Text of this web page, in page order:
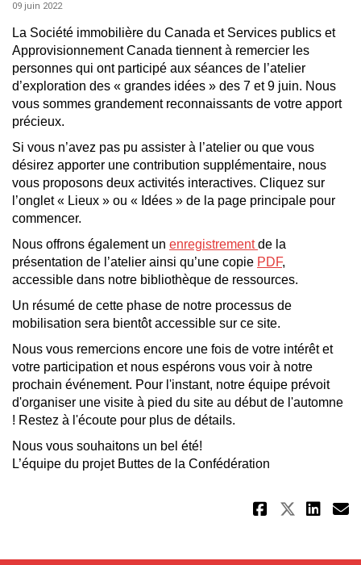
09 juin 2022
La Société immobilière du Canada et Services publics et
Approvisionnement Canada tiennent à remercier les
personnes qui ont participé aux séances de l’atelier
d’exploration des « grandes idées » des 7 et 9 juin. Nous
vous sommes grandement reconnaissants de votre apport
précieux.
Si vous n’avez pas pu assister à l’atelier ou que vous
désirez apporter une contribution supplémentaire, nous
vous proposons deux activités interactives. Cliquez sur
l’onglet « Lieux » ou « Idées » de la page principale pour
commencer.
Nous offrons également un enregistrementde la
présentation de l’atelier ainsi qu’une copie PDF,
accessible dans notre bibliothèque de ressources.
Un résumé de cette phase de notre processus de
mobilisation sera bientôt accessible sur ce site.
Nous vous remercions encore une fois de votre intérêt et
votre participation et nous espérons vous voir à notre
prochain événement. Pour l'instant, notre équipe prévoit
d'organiser une visite à pied du site au début de l'automne
! Restez à l'écoute pour plus de détails.
Nous vous souhaitons un bel été!
L’équipe du projet Buttes de la Confédération